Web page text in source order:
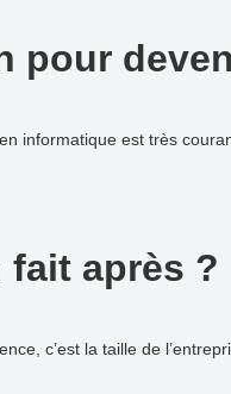
pour
informatique est très
fait après ?
c’est la taille de